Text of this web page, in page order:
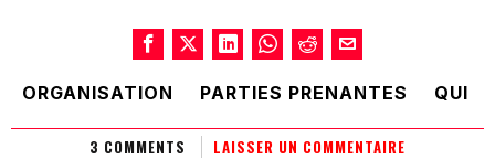
ORGANISATION PARTIES PRENANTES QUI
3 COMMENTS LAISSER UN COMMENTAIRE